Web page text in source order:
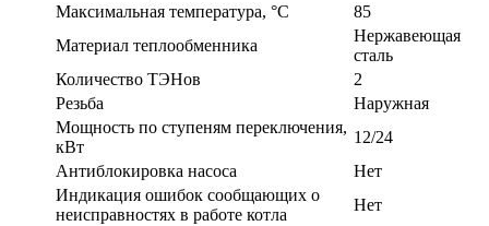
Максимальная температура, °C
85
Материал теплообменника
Нержавеющая
сталь
Количество ТЭНов
2
Резьба
Наружная
Мощность по ступеням переключения,
кВт
12/24
Антиблокировка насоса
Нет
Индикация ошибок сообщающих о
неисправностях в работе котла
Нет